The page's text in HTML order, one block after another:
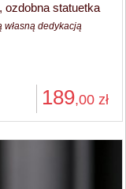
ozdobna statuetka
własną dedykacją
189,00 zł